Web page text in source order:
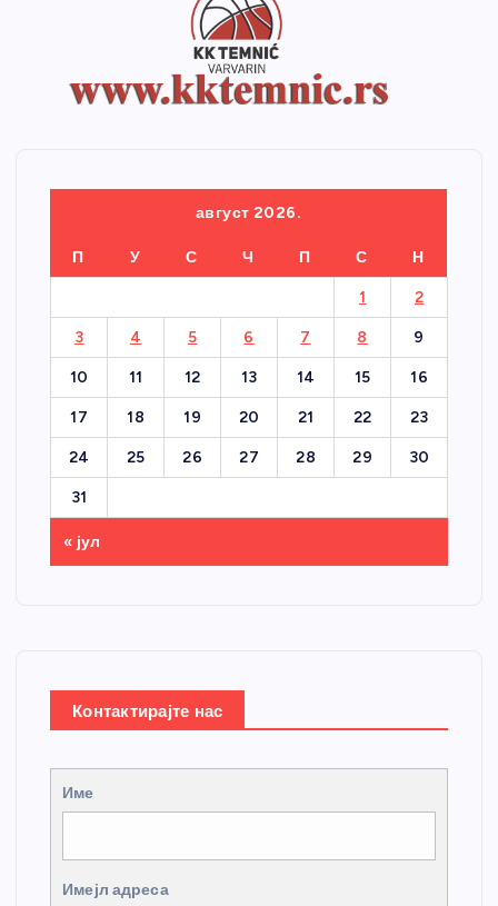
август 2026.
П У С Ч П С Н
1 2
3 4 5 6 7 8 9
10 11 12 13 14 15 16
17 18 19 20 21 22 23
24 25 26 27 28 29 30
31
« јул
Контактирајте нас
Име
Имејл адреса